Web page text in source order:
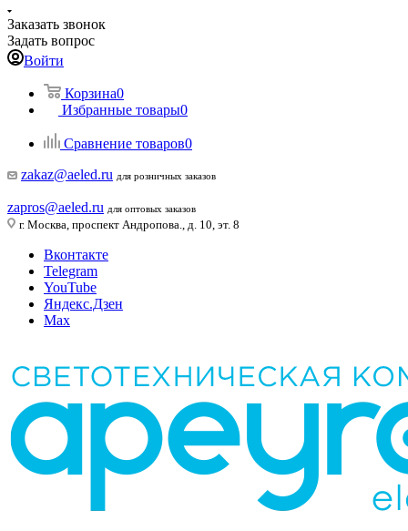
Заказать звонок
Задать вопрос
Войти
Корзина0
Избранные товары0
Сравнение товаров0
zakaz@aeled.ru для розничных заказов
zapros@aeled.ru для оптовых заказов
г. Москва, проспект Андропова., д. 10, эт. 8
Вконтакте
Telegram
YouTube
Яндекс.Дзен
Max